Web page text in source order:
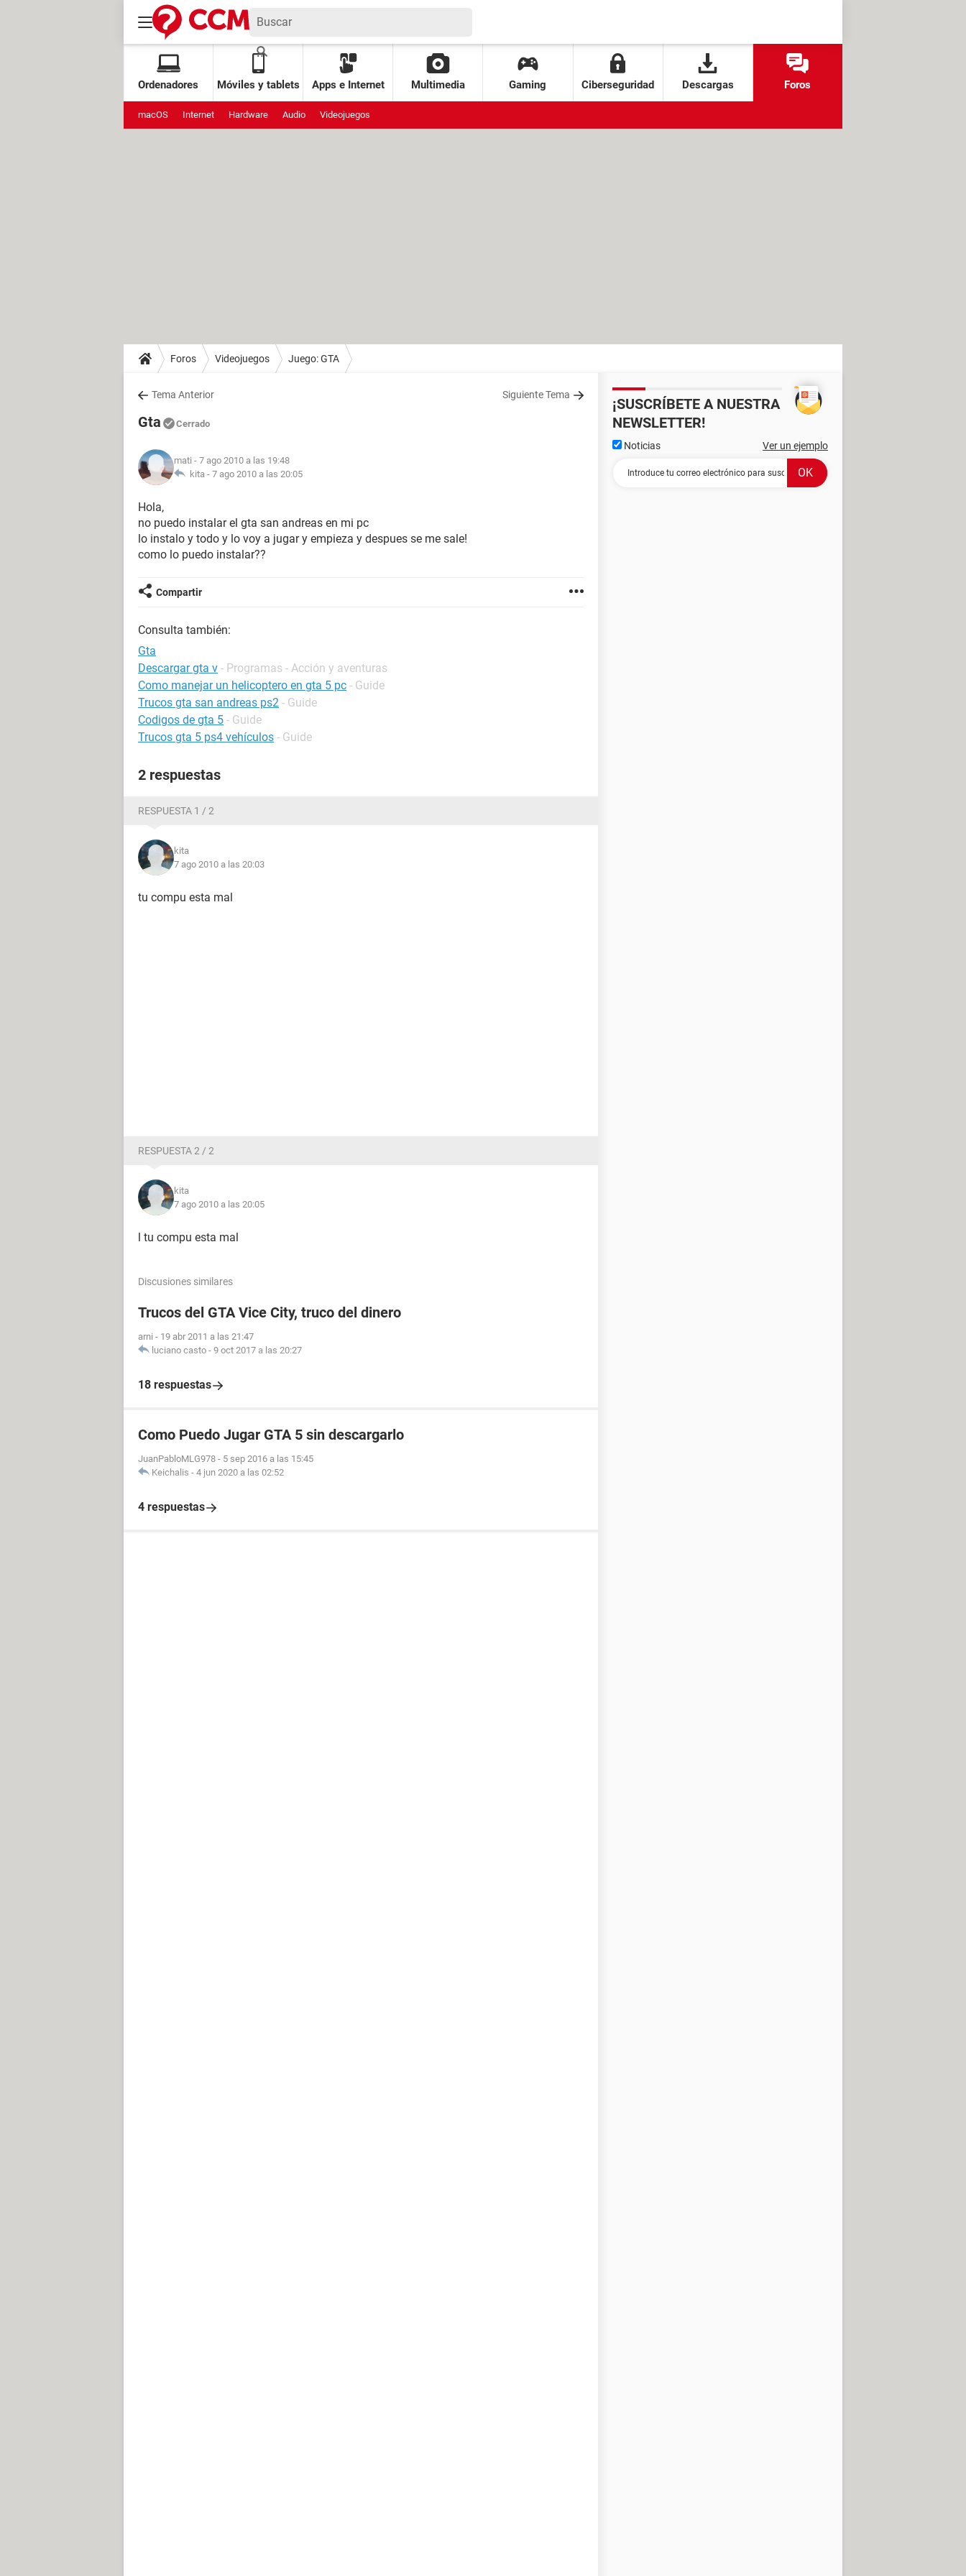
Ordenadores Móviles y tablets Apps e Internet Multimedia Gaming Ciberseguridad Descargas Foros
macOS Internet Hardware Audio Videojuegos
Foros Videojuegos Juego: GTA
Tema Anterior Siguiente Tema
Gta Cerrado
mati - 7 ago 2010 a las 19:48
kita - 7 ago 2010 a las 20:05
Hola,
no puedo instalar el gta san andreas en mi pc
lo instalo y todo y lo voy a jugar y empieza y despues se me sale!
como lo puedo instalar??
Compartir
Consulta también:
Gta
Descargar gta v - Programas - Acción y aventuras
Como manejar un helicoptero en gta 5 pc - Guide
Trucos gta san andreas ps2 - Guide
Codigos de gta 5 - Guide
Trucos gta 5 ps4 vehículos - Guide
2 respuestas
RESPUESTA 1 / 2
kita
7 ago 2010 a las 20:03
tu compu esta mal
RESPUESTA 2 / 2
kita
7 ago 2010 a las 20:05
l tu compu esta mal
Discusiones similares
Trucos del GTA Vice City, truco del dinero
arni - 19 abr 2011 a las 21:47
luciano casto - 9 oct 2017 a las 20:27
18 respuestas
Como Puedo Jugar GTA 5 sin descargarlo
JuanPabloMLG978 - 5 sep 2016 a las 15:45
Keichalis - 4 jun 2020 a las 02:52
4 respuestas
¡SUSCRÍBETE A NUESTRA
NEWSLETTER!
Noticias Ver un ejemplo